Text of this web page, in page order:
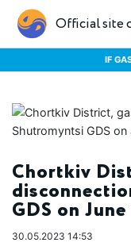
Official site
IF
Chortkiv
GDS on
30.05.2023 14:53